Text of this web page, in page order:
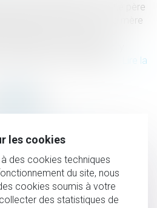
nés en 2014 et 2017. Le père
en 2020. En 2021, la mère
afin d'obtenir une
à l'éducation des enfants, y
à sa demande...
Lire la
autorisation : condamnation
: les limites du pouvoir du juge
les cookies
des cookies techniques
du site, nous
cookies soumis à votre
des statistiques de